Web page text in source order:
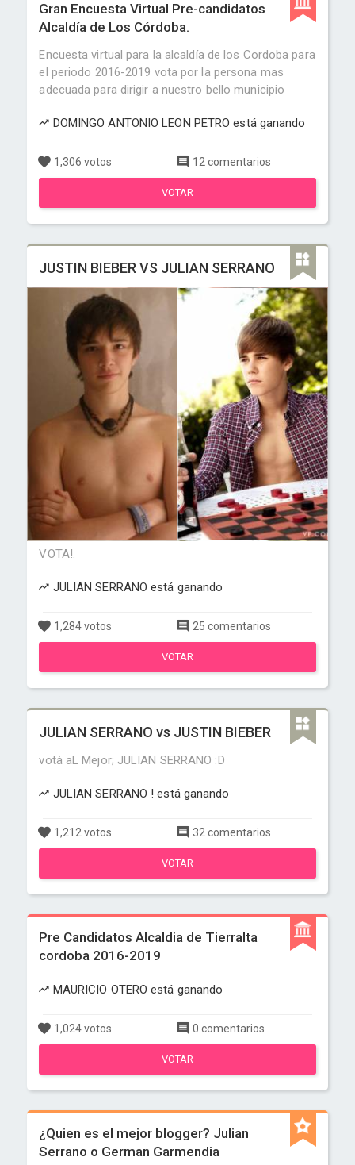
Gran Encuesta Virtual Pre-candidatos
Alcaldía de Los Córdoba.
Encuesta virtual para la alcaldía de los Cordoba para
el periodo 2016-2019 vota por la persona mas
adecuada para dirigir a nuestro bello municipio
DOMINGO ANTONIO LEON PETRO está ganando
1,306 votos 12 comentarios
VOTAR
JUSTIN BIEBER VS JULIAN SERRANO
VOTA!.
JULIAN SERRANO está ganando
1,284 votos 25 comentarios
VOTAR
JULIAN SERRANO vs JUSTIN BIEBER
votà aL Mejor; JULIAN SERRANO :D
JULIAN SERRANO ! está ganando
1,212 votos 32 comentarios
VOTAR
Pre Candidatos Alcaldia de Tierralta
cordoba 2016-2019
MAURICIO OTERO está ganando
1,024 votos 0 comentarios
VOTAR
¿Quien es el mejor blogger? Julian
Serrano o German Garmendia